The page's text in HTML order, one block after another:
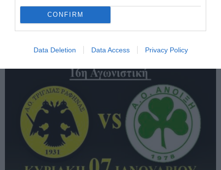
CONFIRM
Data Deletion Data Access Privacy Policy